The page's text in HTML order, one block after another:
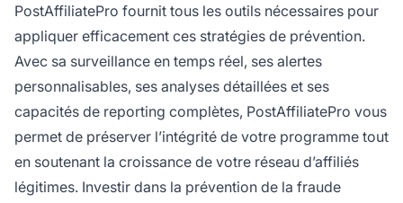
PostAffiliatePro fournit tous les outils nécessaires pour
appliquer efficacement ces stratégies de prévention.
Avec sa surveillance en temps réel, ses alertes
personnalisables, ses analyses détaillées et ses
capacités de reporting complètes, PostAffiliatePro vous
permet de préserver l’intégrité de votre programme tout
en soutenant la croissance de votre réseau d’affiliés
légitimes. Investir dans la prévention de la fraude